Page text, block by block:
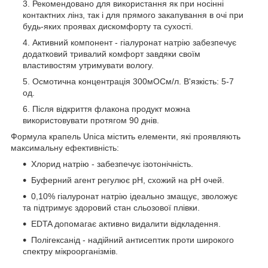
Рекомендовано для використання як при носінні
контактних лінз, так і для прямого закапування в очі при
будь-яких проявах дискомфорту та сухості.
Активний компонент - гіалуронат натрію забезпечує
додатковий тривалий комфорт завдяки своїм
властивостям утримувати вологу.
Осмотична концентрація 300мОСм/л. В'язкість: 5-7
од.
Після відкриття флакона продукт можна
використовувати протягом 90 днів.
Формула крапель Unica містить елементи, які проявляють
максимальну ефективність:
Хлорид натрію - забезпечує ізотонічність.
Буферний агент регулює рН, схожий на рН очей.
0,10% гіалуронат натрію ідеально змащує, зволожує
та підтримує здоровий стан сльозової плівки.
EDTA допомагає активно видалити відкладення.
Полігексанід - надійний антисептик проти широкого
спектру мікроорганізмів.